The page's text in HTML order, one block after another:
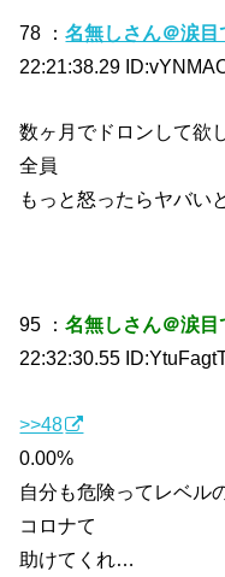
78 ：名無しさん＠涙目
22:21:38.29
数ヶ月でドロンして欲
全員
もっと怒ったらヤバい
95 ：名無しさん＠涙目
22:32:30.55
>>48
0.00%
自分も危険ってレベル
コロナて
助けてくれ…